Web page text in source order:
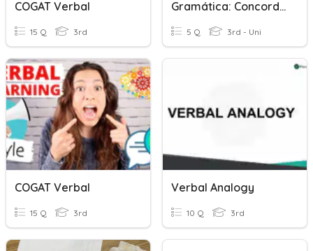
COGAT Verbal
15 Q 3rd
Gramática: Concordancia De Sustantivos Y Verbos
5 Q 3rd - Uni
COGAT Verbal
15 Q 3rd
Verbal Analogy
10 Q 3rd